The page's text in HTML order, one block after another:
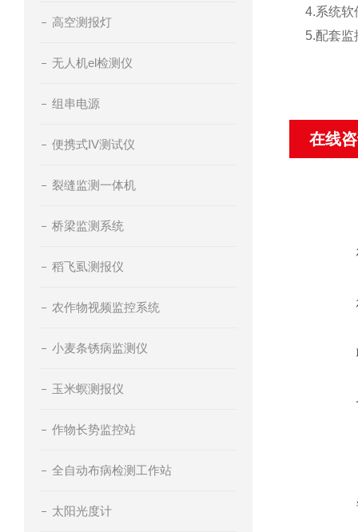
高空测报灯
无人机el检测仪
组串电源
便携式IV测试仪
裂缝监测一体机
桥梁监测系统
稻飞虱测报仪
农作物视频监控系统
小麦条锈病监测仪
玉米螟测报仪
作物长势监控站
全自动布病检测工作站
太阳光度计
4.系统软
5.配套
在线